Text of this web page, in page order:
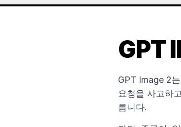
GPT
GPT Image 2
요청을 사고하
릅니다.